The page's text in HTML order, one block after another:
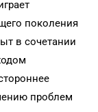
поколения
в сочетании
проблем